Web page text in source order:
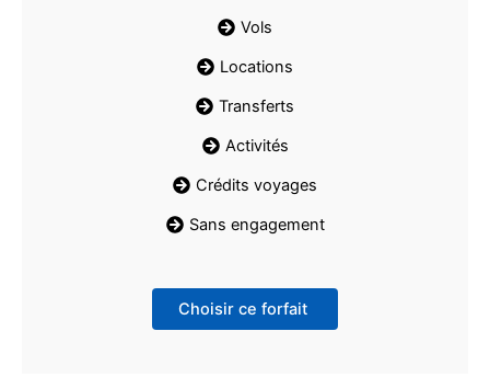
Vols
Locations
Transferts
Activités
Crédits voyages
Sans engagement
Choisir ce forfait